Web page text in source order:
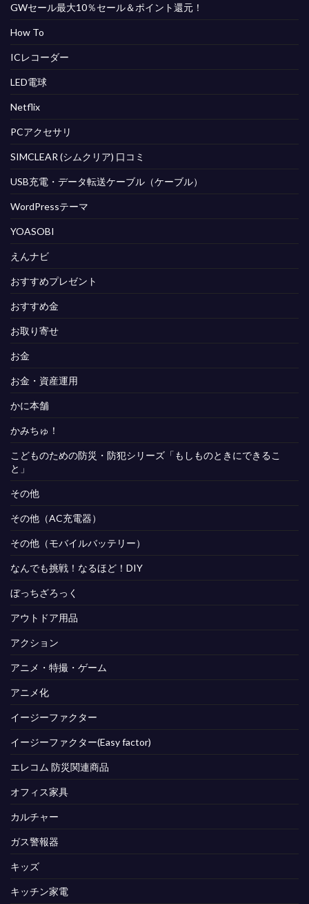
GWセール最大10％セール＆ポイント還元！
How To
ICレコーダー
LED電球
Netflix
PCアクセサリ
SIMCLEAR (シムクリア) 口コミ
USB充電・データ転送ケーブル（ケーブル）
WordPressテーマ
YOASOBI
えんナビ
おすすめプレゼント
おすすめ金
お取り寄せ
お金
お金・資産運用
かに本舗
かみちゅ！
こどものための防災・防犯シリーズ「もしものときにできるこ
と」
その他
その他（AC充電器）
その他（モバイルバッテリー）
なんでも挑戦！なるほど！DIY
ぼっちざろっく
アウトドア用品
アクション
アニメ・特撮・ゲーム
アニメ化
イージーファクター
イージーファクター(Easy factor)
エレコム 防災関連商品
オフィス家具
カルチャー
ガス警報器
キッズ
キッチン家電